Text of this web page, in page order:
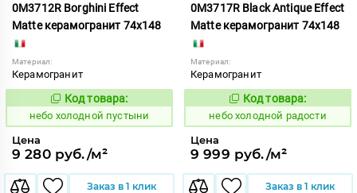
0M3712R Borghini Effect
Matte керамогранит 74x148
Материал:
Керамогранит
1123575
Код товара:
небо холодной пустыни
Цена
9 280 руб./м²
Заказ в 1 клик
0M3717R Black Antique Effect
Matte керамогранит 74x148
Материал:
Керамогранит
1123577
Код товара:
небо холодной радости
Цена
9 999 руб./м²
Заказ в 1 клик